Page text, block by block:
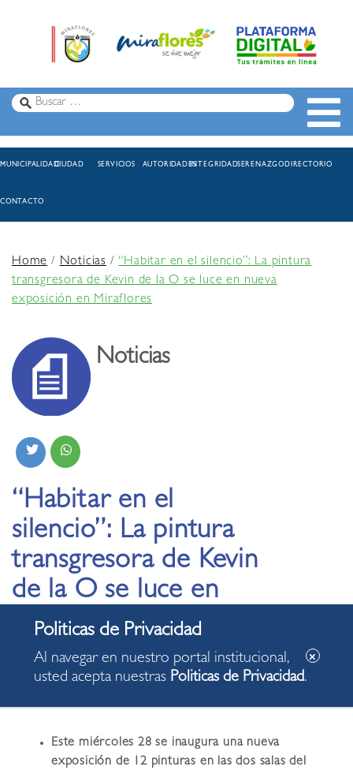
MUNICIPALIDADCIUDAD SERVICIOS AUTORIDADESINTEGRIDADSERENAZGODIRECTORIO
CONTACTO
Home/Noticias /“Habitar en el silencio”: La pintura
transgresora de Kevin de la O se luce en nueva
exposición en Miraflores
Noticias
“Habitar en el
silencio”: La pintura
transgresora de Kevin
de la O se luce en
nueva exposición en
Miraflores
Este miércoles 28 se inaugura una nueva
exposición de 12 pinturas en las dos salas del
Al navegar en nuestro portal institucional,
usted acepta nuestras Politicas de Privacidad.